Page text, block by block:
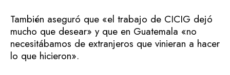
También aseguró que «el trabajo de CICIG dejó
mucho que desear» y que en Guatemala «no
necesitábamos de extranjeros que vinieran a hacer
lo que hicieron».